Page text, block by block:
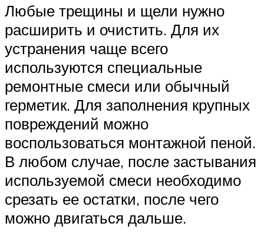
Любые трещины и щели нужно
расширить и очистить. Для их
устранения чаще всего
используются специальные
ремонтные смеси или обычный
герметик. Для заполнения крупных
повреждений можно
воспользоваться монтажной пеной.
В любом случае, после застывания
используемой смеси необходимо
срезать ее остатки, после чего
можно двигаться дальше.